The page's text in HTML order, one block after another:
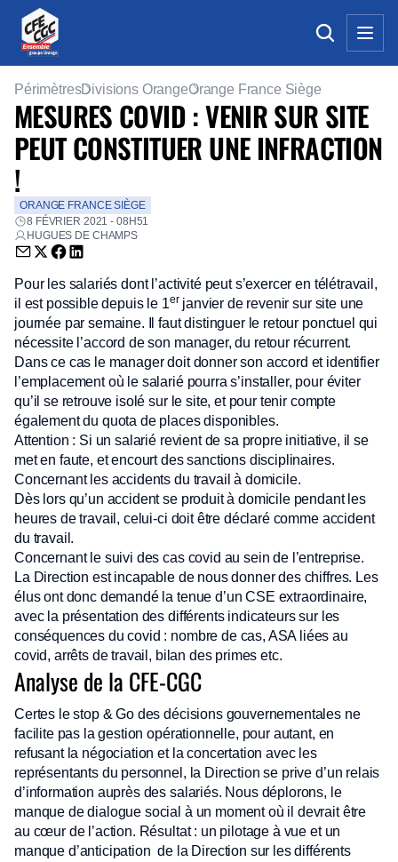
PérimètresDivisions OrangeOrange France Siège
MESURES COVID : VENIR SUR SITE
PEUT CONSTITUER UNE INFRACTION
!
ORANGE FRANCE SIÈGE
8 FÉVRIER 2021 - 08H51
HUGUES DE CHAMPS
Envoyer par email (nouvelle fenêtre)
Partager sur Twitter (nouvelle fenêtre)
Partager sur Facebook (nouvelle fenêtre)
Partager sur LinkedIn (nouvelle fenêtre)
Pour les salariés dont l’activité peut s’exercer en télétravail,
il est possible depuis le 1er janvier de revenir sur site une
journée par semaine. Il faut distinguer le retour ponctuel qui
nécessite l’accord de son manager, du retour récurrent.
Dans ce cas le manager doit donner son accord et identifier
l’emplacement où le salarié pourra s’installer, pour éviter
qu’il se retrouve isolé sur le site, et pour tenir compte
également du quota de places disponibles.
Attention : Si un salarié revient de sa propre initiative, il se
met en faute, et encourt des sanctions disciplinaires.
Concernant les accidents du travail à domicile.
Dès lors qu’un accident se produit à domicile pendant les
heures de travail, celui-ci doit être déclaré comme accident
du travail.
Concernant le suivi des cas covid au sein de l’entreprise.
La Direction est incapable de nous donner des chiffres. Les
élus ont donc demandé la tenue d’un CSE extraordinaire,
avec la présentation des différents indicateurs sur les
conséquences du covid : nombre de cas, ASA liées au
covid, arrêts de travail, bilan des primes etc.
Analyse de la CFE-CGC
Certes le stop & Go des décisions gouvernementales ne
facilite pas la gestion opérationnelle, pour autant, en
refusant la négociation et la concertation avec les
représentants du personnel, la Direction se prive d’un relais
d’information auprès des salariés. Nous déplorons, le
manque de dialogue social à un moment où il devrait être
au cœur de l’action. Résultat : un pilotage à vue et un
manque d’anticipation de la Direction sur les différents